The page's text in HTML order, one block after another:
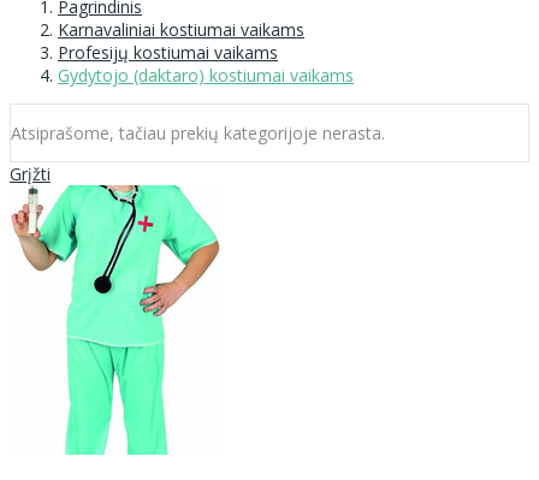
Pagrindinis
Karnavaliniai kostiumai vaikams
Profesijų kostiumai vaikams
Gydytojo (daktaro) kostiumai vaikams
Atsiprašome, tačiau prekių kategorijoje nerasta.
Grįžti